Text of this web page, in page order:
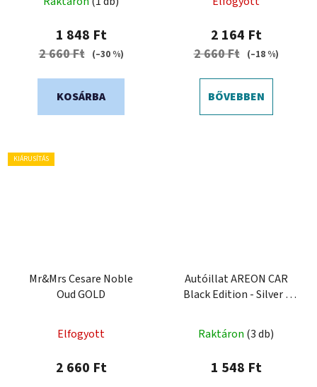
1 848 Ft
2 660 Ft (–30 %)
KOSÁRBA
2 164 Ft
2 660 Ft (–18 %)
BŐVEBBEN
KIÁRUSÍTÁS
Mr&Mrs Cesare Noble
Oud GOLD
Elfogyott
2 660 Ft
Autóillat AREON CAR
Black Edition - Silver -
Raktáron (3 db)
1 548 Ft